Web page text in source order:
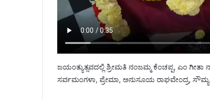
ಜಯಂತ್ಯುತ್ಸವದಲ್ಲಿ ಶ್ರೀಮತಿ ನಂಜಮ್ಮ ಕೆಂಚಪ್ಪ, ಎಂ ಗೀತಾ
ಸರ್ವಮಂಗಳಾ, ಪ್ರೇಮಾ, ಅನುಸೂಯ ರಾಘವೇಂದ್ರ, ಸೌಮ್ಯ